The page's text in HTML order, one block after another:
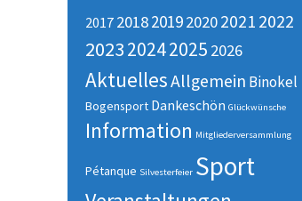
2017 2018201920202021 2022
202320242025 2026
AktuellesAllgemein Binokel
Bogensport Dankeschön Glückwünsche
Information Mitgliederversammlung
Pétanque Silvesterfeier Sport